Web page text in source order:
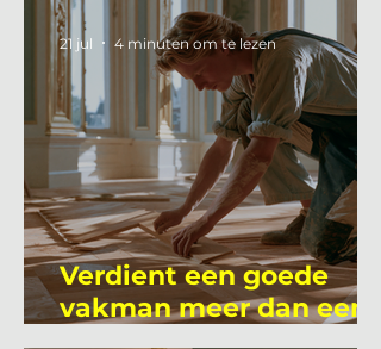
Verdient een goede
vakman meer dan een
gemiddelde
21 jul 4 minuten om te lezen